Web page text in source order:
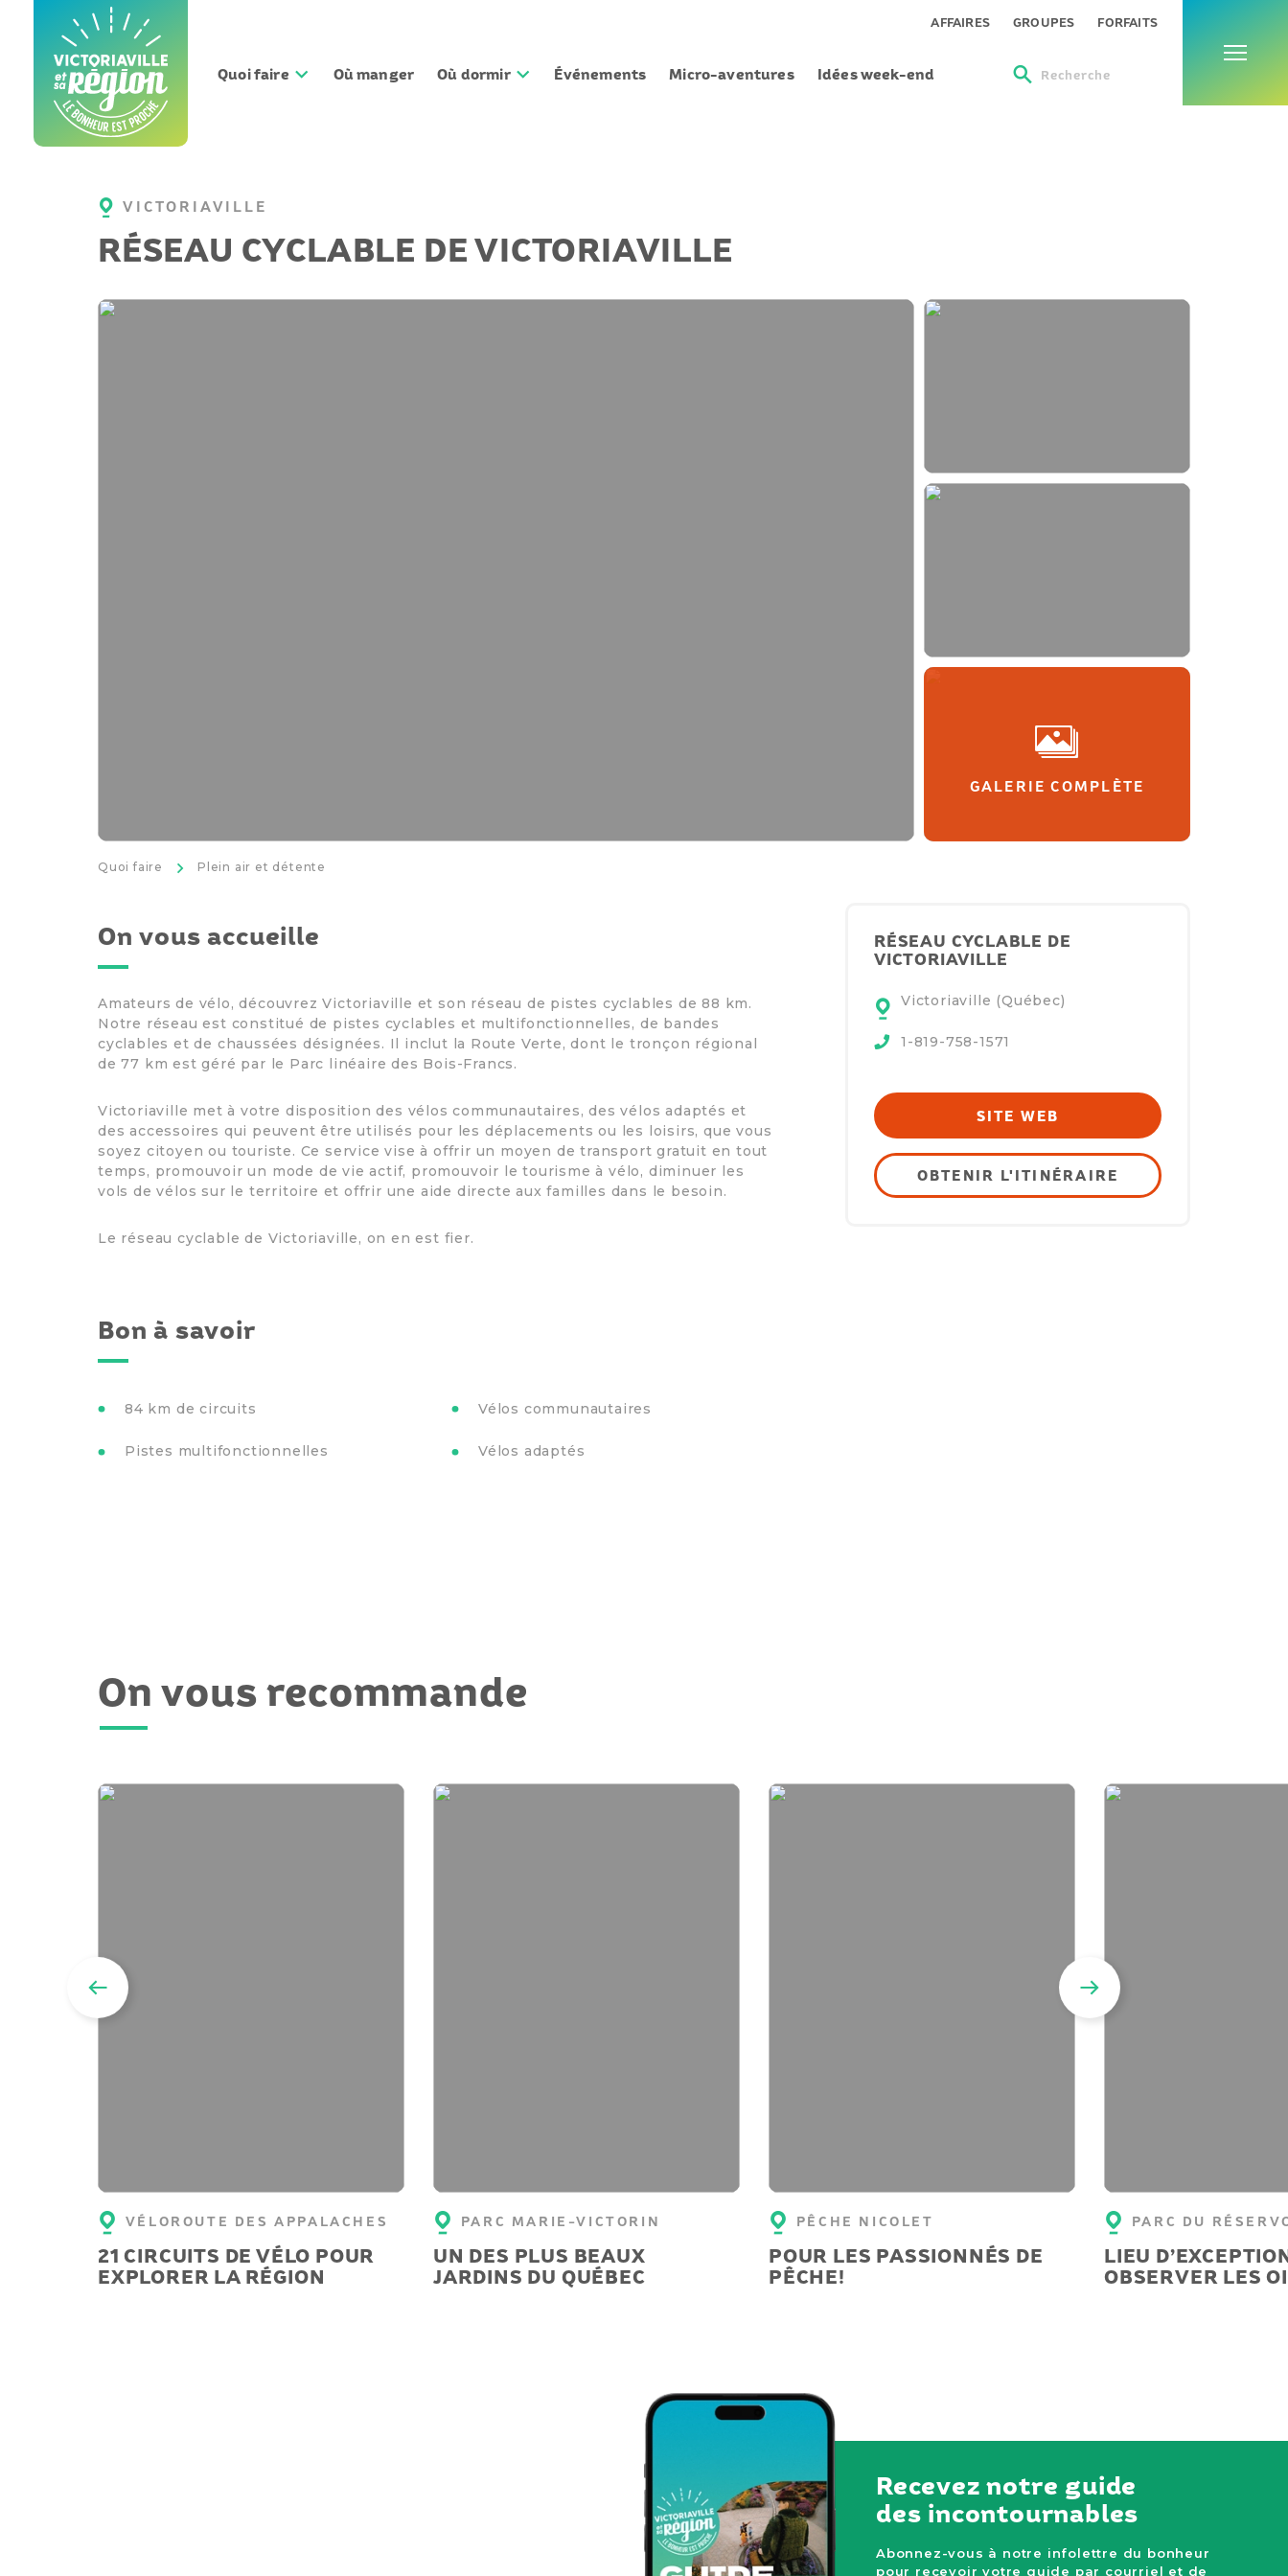
contenu
Menu
Quoi faire Où manger Où dormir Événements Micro-aventures Idées week-end
AFFAIRES GROUPES FORFAITS
Recherche
VICTORIAVILLE
RÉSEAU CYCLABLE DE VICTORIAVILLE
GALERIE COMPLÈTE
Quoi faire >
Plein air et détente
RÉSEAU CYCLABLE DE
VICTORIAVILLE
Victoriaville (Québec)
1-819-758-1571
SITE WEB
OBTENIR L'ITINÉRAIRE
On vous accueille
Amateurs de vélo, découvrez Victoriaville et son réseau de pistes cyclables de 88 km.
Notre réseau est constitué de pistes cyclables et multifonctionnelles, de bandes
cyclables et de chaussées désignées. Il inclut la Route Verte, dont le tronçon régional
de 77 km est géré par le Parc linéaire des Bois-Francs.
Victoriaville met à votre disposition des vélos communautaires, des vélos adaptés et
des accessoires qui peuvent être utilisés pour les déplacements ou les loisirs, que vous
soyez citoyen ou touriste. Ce service vise à offrir un moyen de transport gratuit en tout
temps, promouvoir un mode de vie actif, promouvoir le tourisme à vélo, diminuer les
vols de vélos sur le territoire et offrir une aide directe aux familles dans le besoin.
Le réseau cyclable de Victoriaville, on en est fier.
Bon à savoir
84 km de circuits
Pistes multifonctionnelles
Vélos communautaires
Vélos adaptés
On vous recommande
VÉLOROUTE DES APPALACHES
21 CIRCUITS DE VÉLO POUR
EXPLORER LA RÉGION
PARC MARIE-VICTORIN
UN DES PLUS BEAUX
JARDINS DU QUÉBEC
PÊCHE NICOLET
POUR LES PASSIONNÉS DE
PÊCHE!
PARC DU
LIEU
OBSERVER LES
Recevez notre guide
des incontournables
Abonnez-vous à notre infolettre du bonheur
pour recevoir votre guide par courriel et de